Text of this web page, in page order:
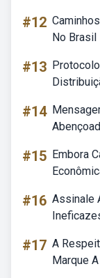
#12
No Brasil
#13
#14
#15 Embora
#16 Assinale
#17 A
Marque